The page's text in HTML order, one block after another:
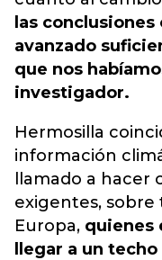
las
avanzado
que nos
investigador.
Hermosilla
información
llamado a hacer
exigentes, sobre
Europa, quienes
llegar a un